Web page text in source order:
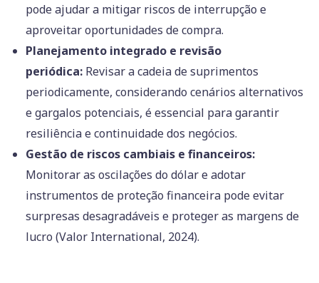
pode ajudar a mitigar riscos de interrupção e
aproveitar oportunidades de compra.
Planejamento integrado e revisão
periódica:Revisar a cadeia de suprimentos
periodicamente, considerando cenários alternativos
e gargalos potenciais, é essencial para garantir
resiliência e continuidade dos negócios.
Gestão de riscos cambiais e financeiros:
Monitorar as oscilações do dólar e adotar
instrumentos de proteção financeira pode evitar
surpresas desagradáveis e proteger as margens de
lucro (Valor International, 2024).